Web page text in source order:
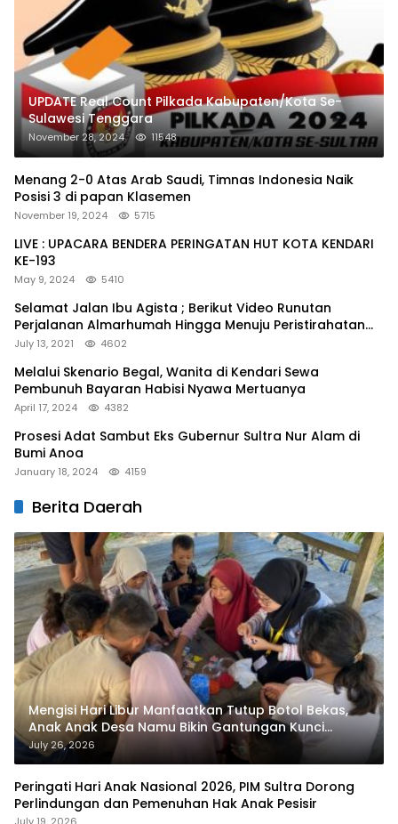
UPDATE Real Count Pilkada Kabupaten/Kota Se-
Sulawesi Tenggara
November 28, 2024 11548
Menang 2-0 Atas Arab Saudi, Timnas Indonesia Naik
Posisi 3 di papan Klasemen
November 19, 2024 5715
LIVE : UPACARA BENDERA PERINGATAN HUT KOTA KENDARI
KE-193
May 9, 2024 5410
Selamat Jalan Ibu Agista ; Berikut Video Runutan
Perjalanan Almarhumah Hingga Menuju Peristirahatan
Terakhir
July 13, 2021 4602
Melalui Skenario Begal, Wanita di Kendari Sewa
Pembunuh Bayaran Habisi Nyawa Mertuanya
April 17, 2024 4382
Prosesi Adat Sambut Eks Gubernur Sultra Nur Alam di
Bumi Anoa
January 18, 2024 4159
Berita Daerah
Mengisi Hari Libur Manfaatkan Tutup Botol Bekas,
Anak Anak Desa Namu Bikin Gantungan Kunci
Bernilai Ekonomi
July 26, 2026
Peringati Hari Anak Nasional 2026, PIM Sultra Dorong
Perlindungan dan Pemenuhan Hak Anak Pesisir